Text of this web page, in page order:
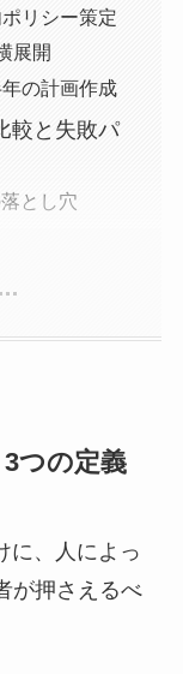
リシー策定
展開
の計画作成
較と失敗パ
とし穴
つの定義
に、人によっ
が押さえるべ